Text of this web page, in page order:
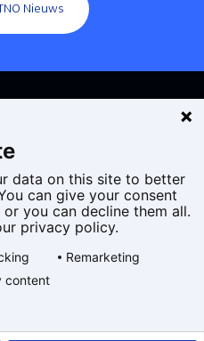
Nieuws
data on this site to better
can give your consent
you can decline them all.
privacy policy.
Remarketing
content